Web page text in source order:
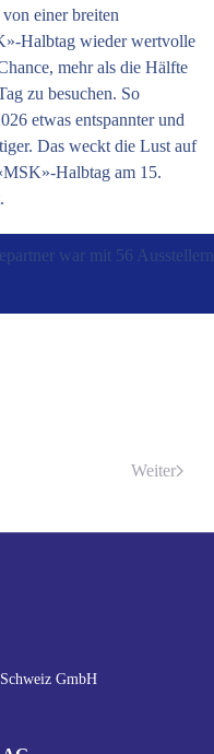
einer breiten
Halbtag wieder wertvolle
mehr als die Hälfte
zu besuchen. So
etwas entspannter und
Das weckt die Lust auf
Halbtag am 15.
Weiter
GmbH